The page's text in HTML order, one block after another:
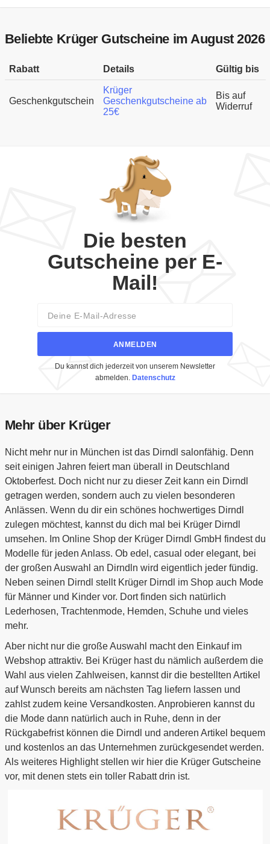
Beliebte Krüger Gutscheine im August 2026
Rabatt Details Gültig bis
Geschenkgutschein
Krüger
Geschenkgutscheine ab
25€
Bis auf
Widerruf
Die besten
Gutscheine per E-
Mail!
ANMELDEN
Du kannst dich jederzeit von unserem Newsletter
abmelden. Datenschutz
Mehr über Krüger
Nicht mehr nur in München ist das Dirndl salonfähig. Denn
seit einigen Jahren feiert man überall in Deutschland
Oktoberfest. Doch nicht nur zu dieser Zeit kann ein Dirndl
getragen werden, sondern auch zu vielen besonderen
Anlässen. Wenn du dir ein schönes hochwertiges Dirndl
zulegen möchtest, kannst du dich mal bei Krüger Dirndl
umsehen. Im Online Shop der Krüger Dirndl GmbH findest du
Modelle für jeden Anlass. Ob edel, casual oder elegant, bei
der großen Auswahl an Dirndln wird eigentlich jeder fündig.
Neben seinen Dirndl stellt Krüger Dirndl im Shop auch Mode
für Männer und Kinder vor. Dort finden sich natürlich
Lederhosen, Trachtenmode, Hemden, Schuhe und vieles
mehr.
Aber nicht nur die große Auswahl macht den Einkauf im
Webshop attraktiv. Bei Krüger hast du nämlich außerdem die
Wahl aus vielen Zahlweisen, kannst dir die bestellten Artikel
auf Wunsch bereits am nächsten Tag liefern lassen und
zahlst zudem keine Versandkosten. Anprobieren kannst du
die Mode dann natürlich auch in Ruhe, denn in der
Rückgabefrist können die Dirndl und anderen Artikel bequem
und kostenlos an das Unternehmen zurückgesendet werden.
Als weiteres Highlight stellen wir hier die Krüger Gutscheine
vor, mit denen stets ein toller Rabatt drin ist.